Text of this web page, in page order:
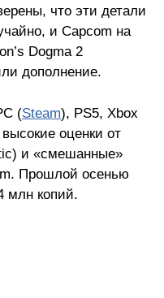
что эти детали
и Capcom на
Dogma 2
дополнение.
(Steam), PS5, Xbox
оценки от
и «смешанные»
Прошлой осенью
млн копий.